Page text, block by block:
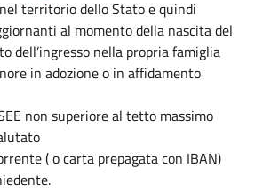
territorio dello Stato e quindi
al momento della nascita del
dell’ingresso nella propria famiglia
in adozione o in affidamento
non superiore al tetto massimo
( o carta prepagata con IBAN)